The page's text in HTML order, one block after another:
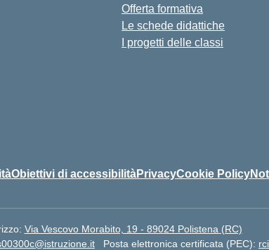
Offerta formativa
Le schede didattiche
I progetti delle classi
Obiettivi di accessibilitàPrivacyCookie Policy
Via Vescovo Morabito, 19 - 89024 Polistena (RC)
Posta elettronica certificata (PEC):